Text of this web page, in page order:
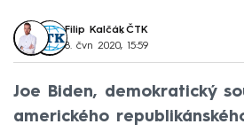
Filip Kalčák, ČTK
8. čvn 2020, 15:59
Joe Biden, demokratický
amerického